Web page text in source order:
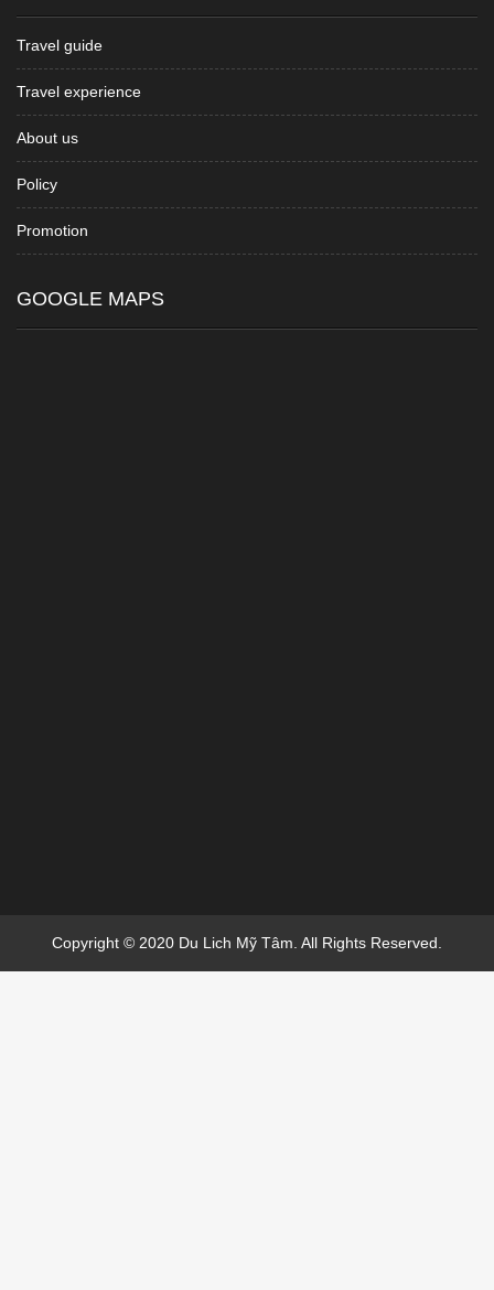
Travel guide
Travel experience
About us
Policy
Promotion
GOOGLE MAPS
Copyright © 2020 Du Lich Mỹ Tâm. All Rights Reserved.